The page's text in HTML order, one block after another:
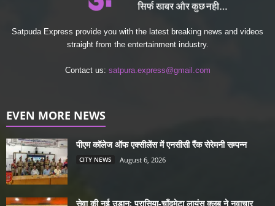
Satpuda Express provide you with the latest breaking news and videos
straight from the entertainment industry.
Contact us: satpura.express@gmail.com
EVEN MORE NEWS
पीएम कॉलेज ऑफ एक्सीलेंस में एनसीसी रैंक सेरेमनी सम्पन्न
CITY NEWS August 6, 2026
सेवा की नई उड़ान: परासिया-चाँदमेटा लायंस क्लब ने नवाचार,